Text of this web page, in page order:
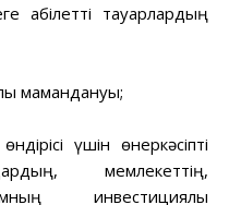
қабілетті тауарлардың
мамандануы;
үшін өнеркəсіпті
мемлекеттің,
инвестициялық